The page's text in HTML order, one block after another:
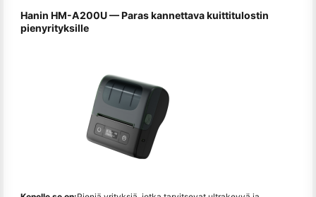
Hanin HM-A200U — Paras kannettava kuittitulostin
pienyrityksille